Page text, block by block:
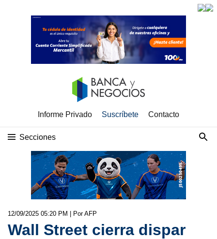
Informe Privado Suscríbete Contacto
Secciones
12/09/2025 05:20 PM | Por AFP
Wall Street cierra dispar